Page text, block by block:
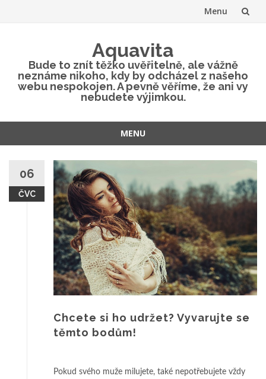
Menu
obsah
Aquavita
Bude to znít těžko uvěřitelně, ale vážně
neznáme nikoho, kdy by odcházel z našeho
webu nespokojen. A pevně věříme, že ani vy
nebudete výjimkou.
MENU
obsah06
ČVC
Chcete si ho udržet? Vyvarujte se
těmto bodům!
Pokud svého muže milujete, také nepotřebujete vždy